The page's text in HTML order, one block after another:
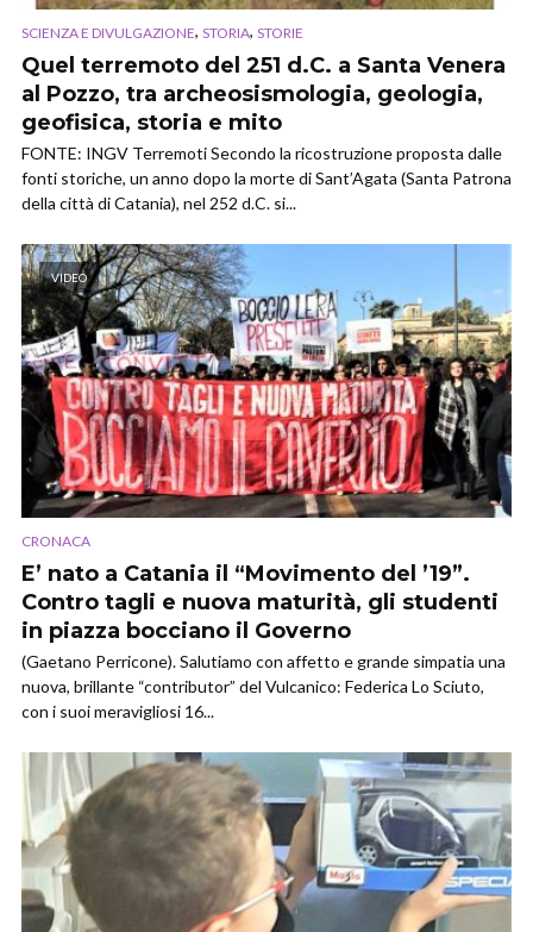
SCIENZA E DIVULGAZIONE, STORIA, STORIE
Quel terremoto del 251 d.C. a Santa Venera
al Pozzo, tra archeosismologia, geologia,
geofisica, storia e mito
FONTE: INGV Terremoti Secondo la ricostruzione proposta dalle
fonti storiche, un anno dopo la morte di Sant’Agata (Santa Patrona
della città di Catania), nel 252 d.C. si...
VIDEO
CRONACA
E’ nato a Catania il “Movimento del ’19”.
Contro tagli e nuova maturità, gli studenti
in piazza bocciano il Governo
(Gaetano Perricone). Salutiamo con affetto e grande simpatia una
nuova, brillante “contributor” del Vulcanico: Federica Lo Sciuto,
con i suoi meravigliosi 16...